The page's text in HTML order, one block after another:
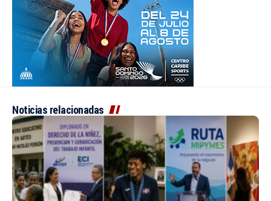
Noticias relacionadas